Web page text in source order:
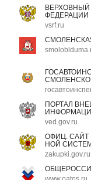
ФЕДЕРАЦИИ
vsrf.ru
ПОРТАЛ
ved.gov.ru
ОФИЦ.
НОЙ
zakupki.gov.ru